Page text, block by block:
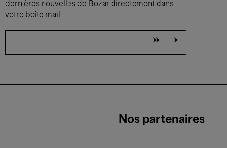
dernières nouvelles de Bozar directement dans
votre boîte mail
Nos partenaires